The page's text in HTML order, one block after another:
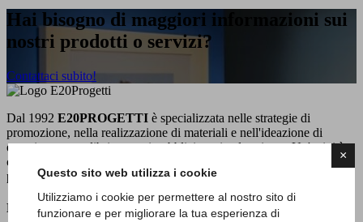
×
Questo sito web utilizza i cookie
Utilizziamo i cookie per permettere al nostro sito di
funzionare e per migliorare la tua esperienza di
Hai bisogno di maggiori informazioni sui
nostri prodotti o servizi?
Contattaci subito!
Dal 1992 E20PROGETTI è specializzata nelle strategie di
promozione, nella realizzazione di materiali e nell'ideazione di
eventi, mostre e libri per enti pubblici e aziende private. Un'attività
che da sempre svolge dedicando grande attenzione al territorio
piemontese nel suo insieme produttivo e culturale.
Menu